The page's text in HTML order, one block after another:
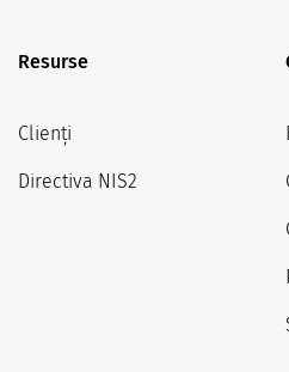
Resurse
Clienți
Directiva NIS2